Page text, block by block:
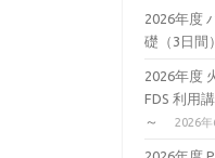
2026年度
礎（3日間）
2026年度
FDS 利用
～
2026年